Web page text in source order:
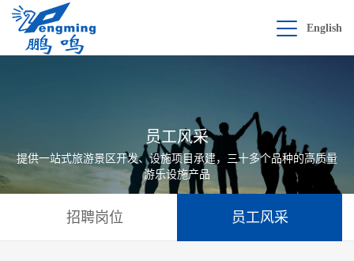
English
员工风采
提供一站式旅游景区开发、设施项目承建，三十多个品种的高质量
游乐设施产品
招聘岗位 员工风采